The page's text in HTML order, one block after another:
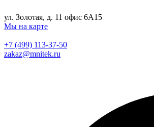
ул. Золотая, д. 11 офис 6А15
Мы на карте
+7 (499) 113-37-50
zakaz@mnitek.ru